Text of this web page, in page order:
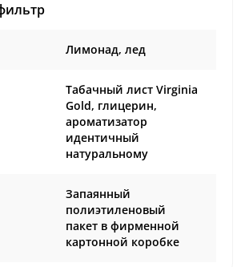
Лимонад, лед
Табачный лист Virginia
Gold, глицерин,
ароматизатор
идентичный
натуральному
Запаянный
полиэтиленовый
пакет в фирменной
картонной коробке